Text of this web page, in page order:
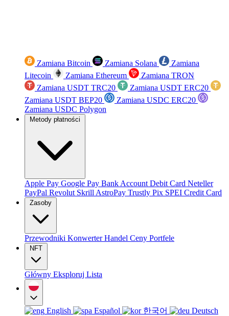
Zamiana Bitcoin Zamiana Solana
Zamiana
Litecoin
Zamiana Ethereum
Zamiana TRON
Zamiana USDT TRC20
Zamiana USDT ERC20
Zamiana USDT BEP20
Zamiana USDC ERC20
Zamiana USDC Polygon
Metody płatności
Apple Pay Google Pay Bank Account Debit Card Neteller
PayPal Revolut Skrill AstroPay Trustly Pix SPEI Credit Card
Zasoby
Przewodniki KonwerterHandel Ceny Portfele
NFT
Główny Eksploruj Lista
English Español 한국어
Deutsch